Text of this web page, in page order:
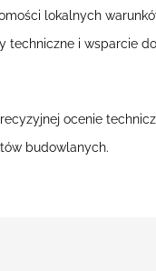
lokalnych
i wsparcie
ocenie
budowlanych.